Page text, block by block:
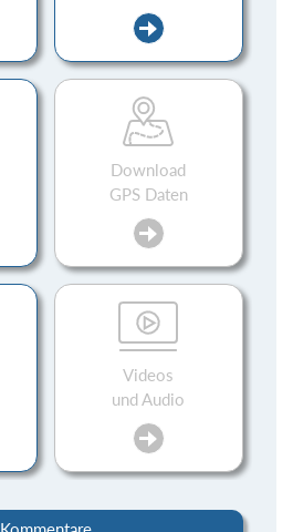
Download
GPS Daten
Videos
und Audio